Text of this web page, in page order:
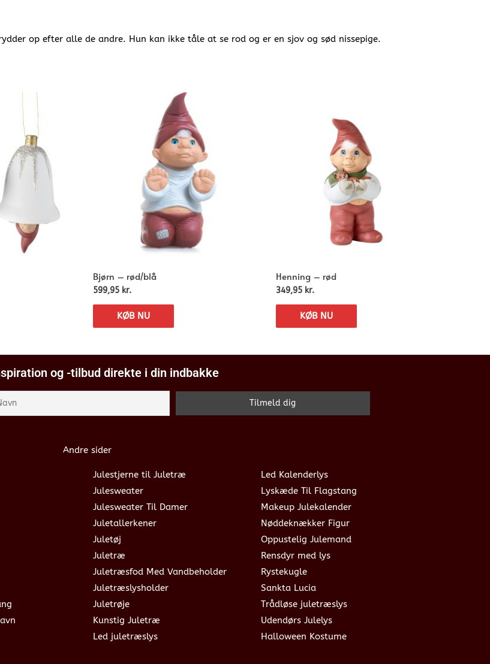
op efter alle de andre. Hun kan ikke tåle at se rod og er en sjov og sød nissepige.
Bjørn – rød/blå
599,95 kr.
KØB NU
Henning – rød
349,95 kr.
KØB NU
og -tilbud direkte i din indbakke
Andre sider
Julestjerne til Juletræ
Julesweater
Julesweater Til Damer
Juletallerkener
Juletøj
Juletræ
Juletræsfod Med Vandbeholder
Juletræslysholder
Juletrøje
Kunstig Juletræ
Led juletræslys
Led Kalenderlys
Lyskæde Til Flagstang
Makeup Julekalender
Nøddeknækker Figur
Oppustelig Julemand
Rensdyr med lys
Rystekugle
Sankta Lucia
Trådløse juletræslys
Udendørs Julelys
Halloween Kostume